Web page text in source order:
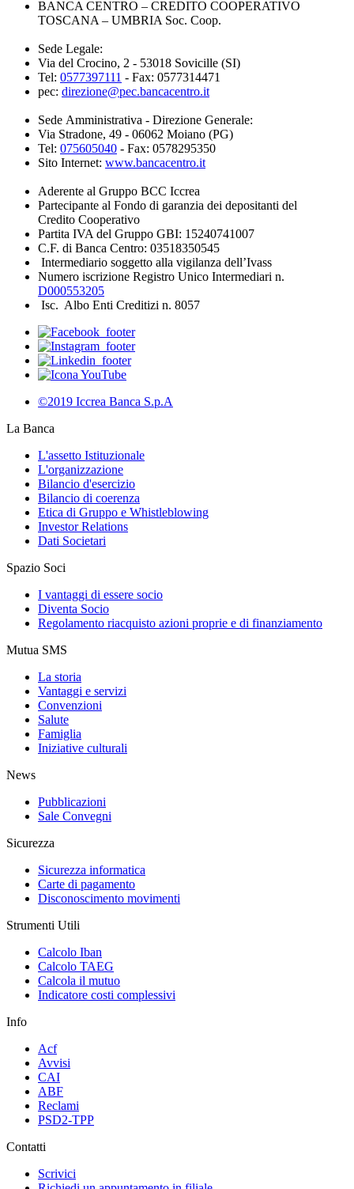
BANCA CENTRO – CREDITO COOPERATIVO
TOSCANA – UMBRIA Soc. Coop.
Sede Legale:
Via del Crocino, 2 - 53018 Sovicille (SI)
Tel: 0577397111 - Fax: 0577314471
pec: direzione@pec.bancacentro.it
Sede Amministrativa - Direzione Generale:
Via Stradone, 49 - 06062 Moiano (PG)
Tel: 075605040 - Fax: 0578295350
Sito Internet: www.bancacentro.it
Aderente al Gruppo BCC Iccrea
Partecipante al Fondo di garanzia dei depositanti del
Credito Cooperativo
Partita IVA del Gruppo GBI: 15240741007
C.F. di Banca Centro: 03518350545
Intermediario soggetto alla vigilanza dell’Ivass
Numero iscrizione Registro Unico Intermediari n.
D000553205
Isc. Albo Enti Creditizi n. 8057
©2019 Iccrea Banca S.p.A
La Banca
L'assetto Istituzionale
L'organizzazione
Bilancio d'esercizio
Bilancio di coerenza
Etica di Gruppo e Whistleblowing
Investor Relations
Dati Societari
Spazio Soci
I vantaggi di essere socio
Diventa Socio
Regolamento riacquisto azioni proprie e di finanziamento
Mutua SMS
La storia
Vantaggi e servizi
Convenzioni
Salute
Famiglia
Iniziative culturali
News
Pubblicazioni
Sale Convegni
Sicurezza
Sicurezza informatica
Carte di pagamento
Disconoscimento movimenti
Strumenti Utili
Calcolo Iban
Calcolo TAEG
Calcola il mutuo
Indicatore costi complessivi
Info
Acf
Avvisi
CAI
ABF
Reclami
PSD2-TPP
Contatti
Scrivici